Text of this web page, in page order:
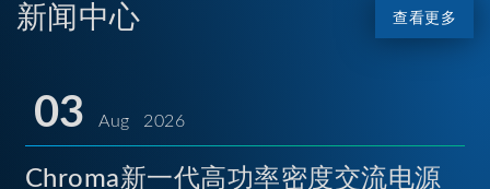
新闻中心 查看更多
03 Aug 2026
Chroma新一代高功率密度交流电源